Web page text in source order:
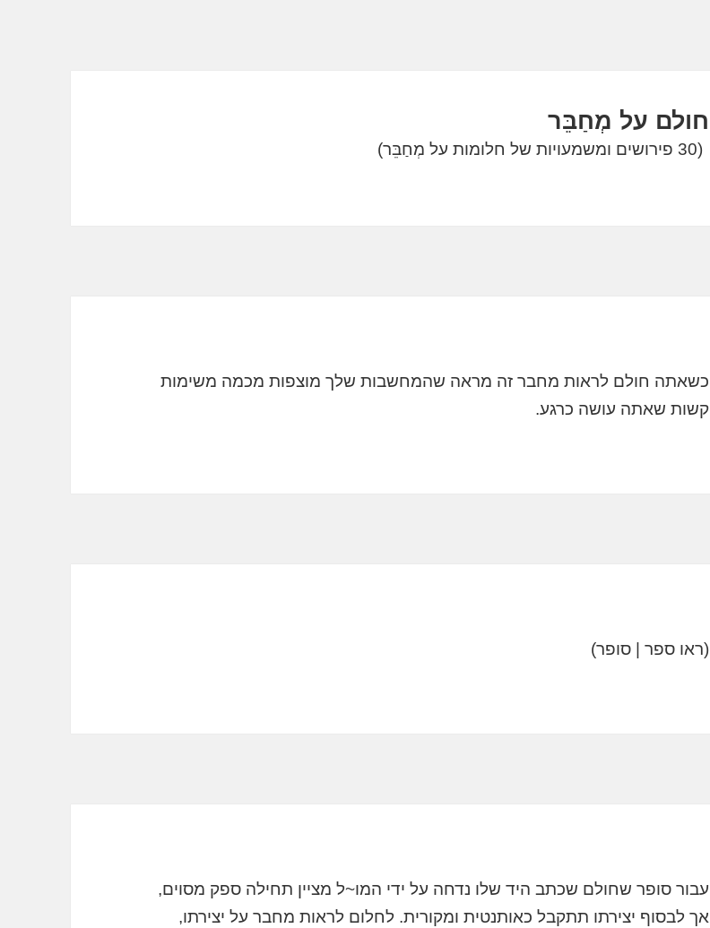
חולם על מְחַבֵּר
(30 פירושים ומשמעויות של חלומות על מְחַבֵּר)
כשאתה חולם לראות מחבר זה מראה שהמחשבות שלך מוצפות מכמה משימות
קשות שאתה עושה כרגע.
(ראו ספר | סופר)
עבור סופר שחולם שכתב היד שלו נדחה על ידי המו~ל מציין תחילה ספק מסוים,
אך לבסוף יצירתו תתקבל כאותנטית ומקורית. לחלום לראות מחבר על יצירתו,